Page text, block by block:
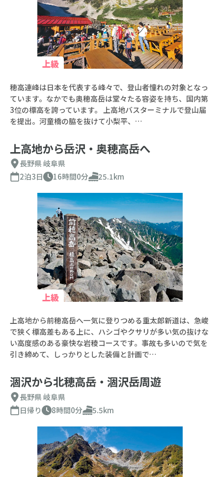
上級
穂高連峰は日本を代表する峰々で、登山者憧れの対象となっ
ています。なかでも奥穂高岳は堂々たる容姿を持ち、国内第
3位の標高を誇っています。 上高地バスターミナルで登山届
を提出。河童橋の脇を抜けて小梨平、…
上高地から岳沢・奥穂高岳へ
長野県岐阜県
2泊3日
16時間0分 25.1km
上級
上高地から前穂高岳へ一気に登りつめる重太郎新道は、急峻
で狭く標高差もある上に、ハシゴやクサリが多い気の抜けな
い高度感のある豪快な岩稜コースです。事故も多いので気を
引き締めて、しっかりとした装備と計画で…
涸沢から北穂高岳・涸沢岳周遊
長野県岐阜県
日帰り
8時間0分 5.5km